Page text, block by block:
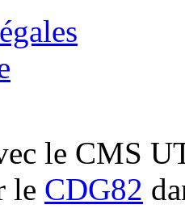
le CMS
le CDG82